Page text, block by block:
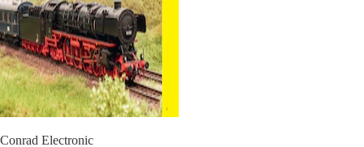
Conrad Electronic